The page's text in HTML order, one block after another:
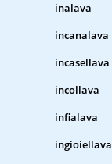
inalava
incanalava
incasellava
incollava
infialava
ingioiellava